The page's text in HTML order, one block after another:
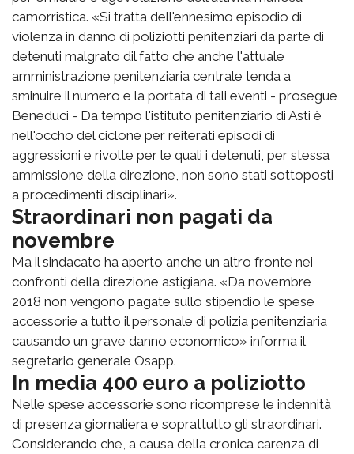
camorristica. «Si tratta dell'ennesimo episodio di
violenza in danno di poliziotti penitenziari da parte di
detenuti malgrato dil fatto che anche l'attuale
amministrazione penitenziaria centrale tenda a
sminuire il numero e la portata di tali eventi - prosegue
Beneduci - Da tempo l'istituto penitenziario di Asti è
nell'occho del ciclone per reiterati episodi di
aggressioni e rivolte per le quali i detenuti, per stessa
ammissione della direzione, non sono stati sottoposti
a procedimenti disciplinari».
Straordinari non pagati da
novembre
Ma il sindacato ha aperto anche un altro fronte nei
confronti della direzione astigiana. «Da novembre
2018 non vengono pagate sullo stipendio le spese
accessorie a tutto il personale di polizia penitenziaria
causando un grave danno economico» informa il
segretario generale Osapp.
In media 400 euro a poliziotto
Nelle spese accessorie sono ricomprese le indennità
di presenza giornaliera e soprattutto gli straordinari.
Considerando che, a causa della cronica carenza di